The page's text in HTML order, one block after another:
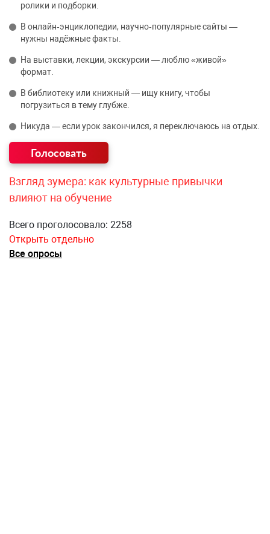
ролики и подборки.
В онлайн‑энциклопедии, научно‑популярные сайты —
нужны надёжные факты.
На выставки, лекции, экскурсии — люблю «живой»
формат.
В библиотеку или книжный — ищу книгу, чтобы
погрузиться в тему глубже.
Никуда — если урок закончился, я переключаюсь на отдых.
Взгляд зумера: как культурные привычки
влияют на обучение
Всего проголосовало: 2258
Открыть отдельно
Все опросы